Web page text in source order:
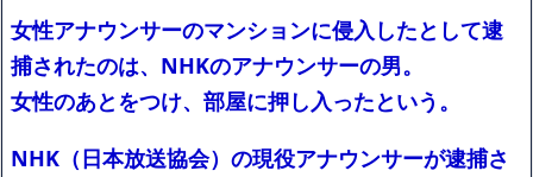
先輩と後輩、距離が変わった日から始まる恋
【X】ロシア語女たこ焼きをまずいとゴミ箱へシュート 動画を
公開NEW!
埼玉県民「こんなこと言ったら失礼だけど、大阪って田舎だよ
ね」←これｗｗｗｗNEW!
女性アナウンサーのマンションに侵入したとして逮
捕されたのは、NHKのアナウンサーの男。
女性のあとをつけ、部屋に押し入ったという。
NHK（日本放送協会）の現役アナウンサーが逮捕さ